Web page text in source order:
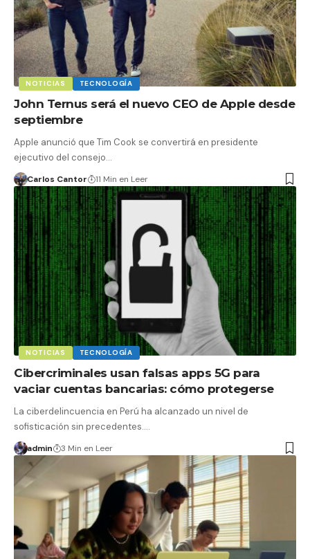
NOTICIAS TECNOLOGÍA
John Ternus será el nuevo CEO de Apple desde
septiembre
Apple anunció que Tim Cook se convertirá en presidente
ejecutivo del consejo…
Carlos Cantor 11 Min en Leer
NOTICIAS TECNOLOGÍA
Cibercriminales usan falsas apps 5G para
vaciar cuentas bancarias: cómo protegerse
La ciberdelincuencia en Perú ha alcanzado un nivel de
sofisticación sin precedentes.…
admin 3 Min en Leer